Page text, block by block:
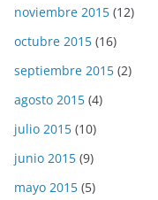
noviembre 2015 (12)
octubre 2015 (16)
septiembre 2015 (2)
agosto 2015 (4)
julio 2015 (10)
junio 2015 (9)
mayo 2015 (5)